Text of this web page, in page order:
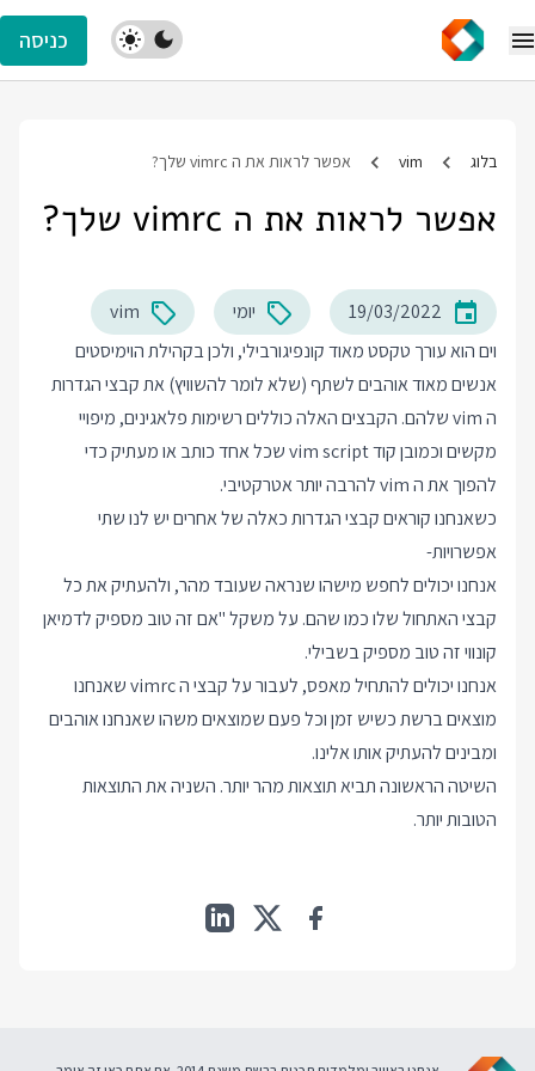
כניסה
בלוג vim אפשר לראות את ה vimrc שלך?
אפשר לראות את ה vimrc שלך?
19/03/2022 יומי
vim
וים הוא עורך טקסט מאוד קונפיגורבילי, ולכן בקהילת הוימיסטים
אנשים מאוד אוהבים לשתף (שלא לומר להשוויץ) את קבצי הגדרות
ה vim שלהם. הקבצים האלה כוללים רשימות פלאגינים, מיפויי
מקשים וכמובן קוד vim script שכל אחד כותב או מעתיק כדי
להפוך את ה vim להרבה יותר אטרקטיבי.
כשאנחנו קוראים קבצי הגדרות כאלה של אחרים יש לנו שתי
אפשרויות-
אנחנו יכולים לחפש מישהו שנראה שעובד מהר, ולהעתיק את כל
קבצי האתחול שלו כמו שהם. על משקל "אם זה טוב מספיק לדמיאן
קונוויזה טוב מספיק בשבילי.
אנחנו יכולים להתחיל מאפס, לעבור על קבצי ה vimrc שאנחנו
מוצאים ברשת כשיש זמן וכל פעם שמוצאים משהו שאנחנו אוהבים
ומבינים להעתיק אותו אלינו.
השיטה הראשונה תביא תוצאות מהר יותר. השניה את התוצאות
הטובות יותר.